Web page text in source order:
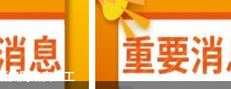
实网络安全工